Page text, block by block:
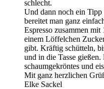
schlecht.
Und dann noch ein
bereitet man ganz
Espresso zusammen
einem Löffelchen
gibt. Kräftig schütteln,
und in die Tasse
schaumgekröntes und
Mit ganz herzlichen
Elke Sackel